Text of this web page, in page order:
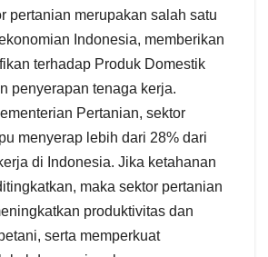
pertanian merupakan salah satu
Indonesia, memberikan
terhadap Produk Domestik
penyerapan tenaga kerja.
Pertanian, sektor
menyerap lebih dari 28% dari
di Indonesia. Jika ketahanan
maka sektor pertanian
produktivitas dan
serta memperkuat